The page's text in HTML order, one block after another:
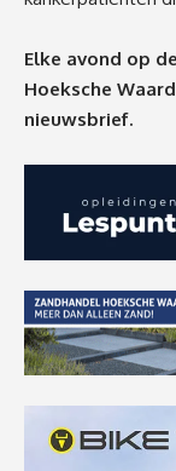
Elke avond op
Hoeksche
nieuwsbrief.